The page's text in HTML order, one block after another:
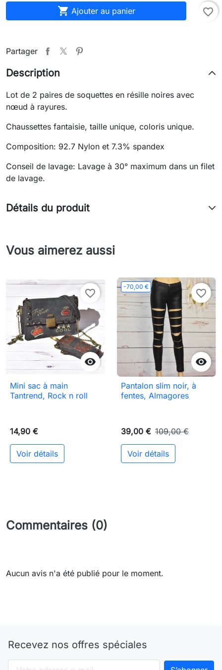
 Ajouter au panier favorite_border
Partager
Description
Lot de 2 paires de soquettes en résille noires avec
nœud à rayures.
Chaussettes fantaisie, taille unique, coloris unique.
Composition: 92.7 Nylon et 7.3% spandex
Conseil de lavage: Lavage à 30° maximum dans un filet
de lavage.
Détails du produit
Vous aimerez aussi

favorite_border
Mini sac à main
Tantrend, Rock n roll
14,90 €
Voir détails
-70,00 €

favorite_border
Pantalon slim noir, à
fentes, Almagores
39,00 € 109,00 €
Voir détails
Commentaires (0)
Aucun avis n'a été publié pour le moment.
Recevez nos offres spéciales